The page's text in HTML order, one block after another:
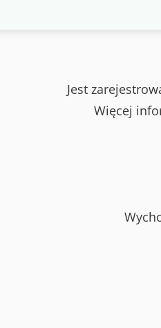
Jest
Więcej